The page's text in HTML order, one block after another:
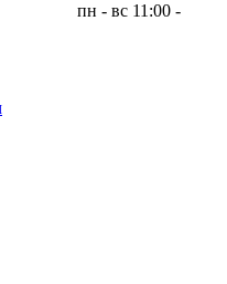
пн - вс 11:00 -